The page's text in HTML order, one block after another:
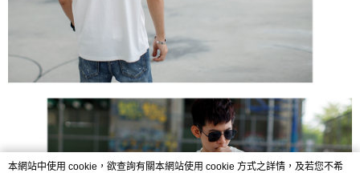
本網站中使用 cookie，欲查詢有關本網站使用 cookie 方式之詳情，及若您不希